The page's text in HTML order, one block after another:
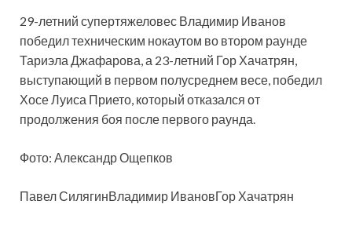
29-летний супертяжеловес Владимир Иванов
победил техническим нокаутом во втором раунде
Тариэла Джафарова, а 23-летний Гор Хачатрян,
выступающий в первом полусреднем весе, победил
Хосе Луиса Прието, который отказался от
продолжения боя после первого раунда.
Фото: Александр Ощепков
Павел СилягинВладимир ИвановГор Хачатрян